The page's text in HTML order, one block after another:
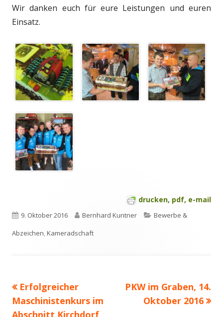
Wir danken euch für eure Leistungen und euren
Einsatz.
drucken, pdf, e-mail
Veröffentlicht
am
9. Oktober 2016 Autor
Bernhard Kuntner Kategorien
Bewerbe &
Abzeichen Kameradschaft
Beitragsnavigation
Vorheriger
Beitrag:
Erfolgreicher
Maschinistenkurs im
Abschnitt Kirchdorf,
Nächster
Beitrag
PKW im Graben, 14.
Oktober 2016